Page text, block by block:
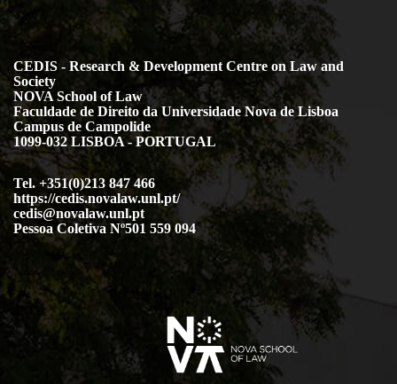
CEDIS - Research & Development Centre on Law and
Society
NOVA School of Law
Faculdade de Direito da Universidade Nova de Lisboa
Campus de Campolide
1099-032 LISBOA - PORTUGAL
Tel. +351(0)213 847 466
https://cedis.novalaw.unl.pt/
cedis@novalaw.unl.pt
Pessoa Coletiva Nº501 559 094